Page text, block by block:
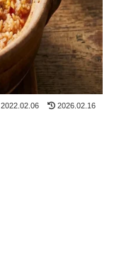
2022.02.06 2026.02.16